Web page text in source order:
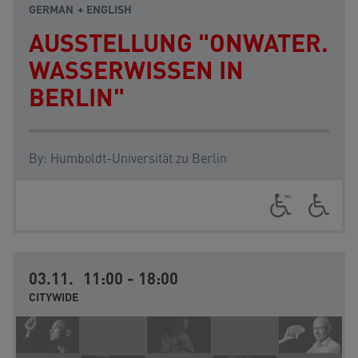
GERMAN ENGLISH
AUSSTELLUNG "ONWATER.
WASSERWISSEN IN
BERLIN"
By: Humboldt-Universität zu Berlin
03.11. 11:00 - 18:00
CITYWIDE